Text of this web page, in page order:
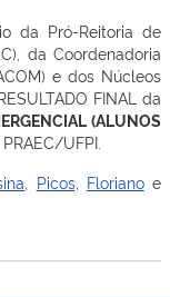
da Pró-Reitoria de
da Coordenadoria
e dos Núcleos
FINAL da
(ALUNOS
UFPI.
Picos, Florianoe